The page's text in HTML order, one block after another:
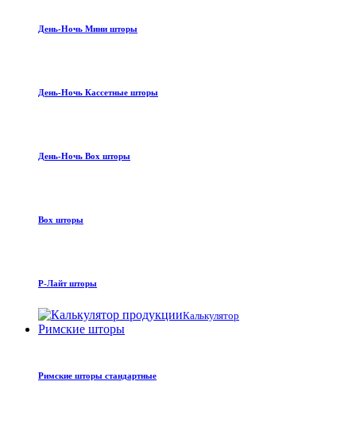
День-Ночь Мини шторы
День-Ночь Кассетные шторы
День-Ночь Box шторы
Box шторы
Р-Лайт шторы
Калькулятор
Римские шторы
Римские шторы стандартные